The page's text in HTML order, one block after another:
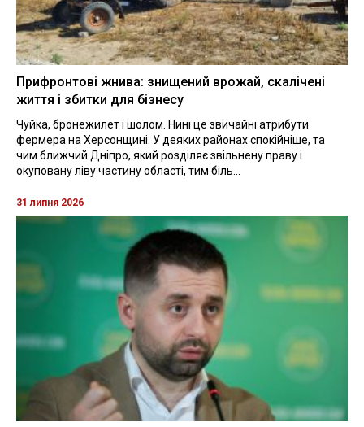
Прифронтові жнива: знищений врожай, скалічені
життя і збитки для бізнесу
Чуйка, бронежилет і шолом. Нині це звичайні атрибути
фермера на Херсонщині. У деяких районах спокійніше, та
чим ближчий Дніпро, який розділяє звільнену праву і
окуповану ліву частину області, тим біль...
31 липня 2026